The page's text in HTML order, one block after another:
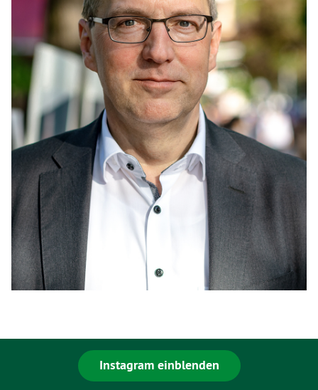
Instagram einblenden